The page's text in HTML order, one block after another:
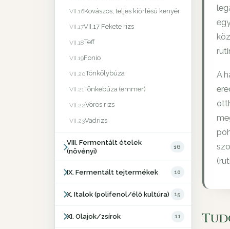
VII.16Kovászos, teljes kiőrlésű kenyér
VII.17VII.17 Fekete rizs
VII.18Teff
VII.19Fonio
VII.20Tönkölybúza
VII.21Tönkebúza (emmer)
VII.22Vörös rizs
VII.23Vadrizs
VIII. Fermentált ételek
(növényi)
16
IX. Fermentált tejtermékek 10
X. Italok (polifenol/élő kultúra) 15
XI. Olajok/zsírok 11
A